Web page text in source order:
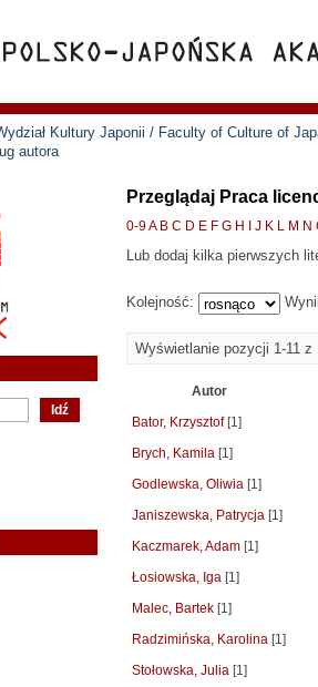
Kultury Japonii / Faculty of Culture of
autora
Przeglądaj Praca
0-9A B C D E F G H J K L M N
Lub dodaj kilka pierwszych
Kolejność:
Wyświetlanie pozycji 1-11 z
Autor
Bator, Krzysztof[1]
Brych, Kamila [1]
Godlewska, Oliwia [1]
Janiszewska, Patrycja [1]
Kaczmarek, Adam [1]
Łosiowska, Iga [1]
Malec, Bartek [1]
Radzimińska, Karolina [1]
Stołowska, Julia [1]